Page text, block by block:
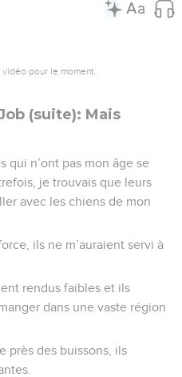
pour le moment.
(suite): Mais
qui n’ont pas mon âge se
je trouvais que leurs
avec les chiens de mon
ils ne m’auraient servi à
rendus faibles et ils
dans une vaste région
près des buissons, ils